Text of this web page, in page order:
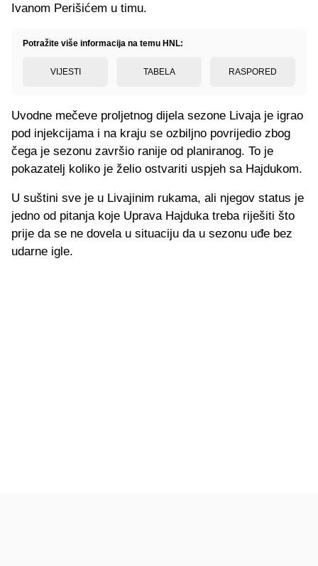
Ivanom Perišićem u timu.
Potražite više informacija na temu HNL:
VIJESTI TABELA RASPORED
Uvodne mečeve proljetnog dijela sezone Livaja je igrao
pod injekcijama i na kraju se ozbiljno povrijedio zbog
čega je sezonu završio ranije od planiranog. To je
pokazatelj koliko je želio ostvariti uspjeh sa Hajdukom.
U suštini sve je u Livajinim rukama, ali njegov status je
jedno od pitanja koje Uprava Hajduka treba riješiti što
prije da se ne dovela u situaciju da u sezonu uđe bez
udarne igle.